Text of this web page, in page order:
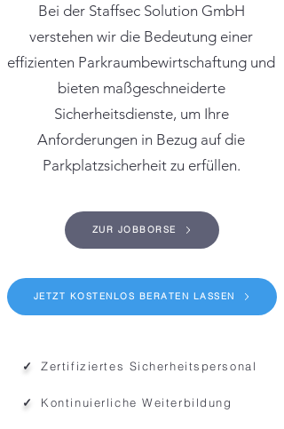
Bei der Staffsec Solution GmbH
verstehen wir die Bedeutung einer
effizienten Parkraumbewirtschaftung und
bieten maßgeschneiderte
Sicherheitsdienste, um Ihre
Anforderungen in Bezug auf die
Parkplatzsicherheit zu erfüllen.
ZUR JOBBÖRSE
JETZT KOSTENLOS BERATEN LASSEN
✓Zertifiziertes Sicherheitspersonal
✓ Kontinuierliche Weiterbildung